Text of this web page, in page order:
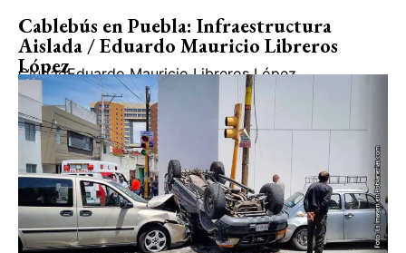
Cablebús en Puebla: Infraestructura
Aislada / Eduardo Mauricio Libreros
López
CiudadEduardo Mauricio Libreros López